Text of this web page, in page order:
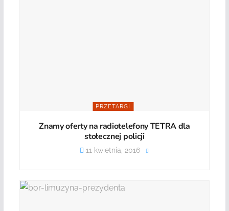
PRZETARGI
Znamy oferty na radiotelefony TETRA dla
stołecznej policji
11 kwietnia, 2016